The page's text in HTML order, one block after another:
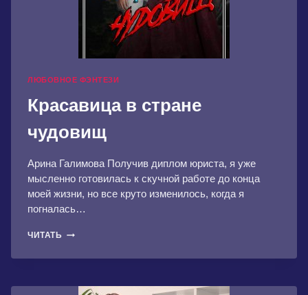
ЛЮБОВНОЕ ФЭНТЕЗИ
Красавица в стране
чудовищ
Арина Галимова Получив диплом юриста, я уже
мысленно готовилась к скучной работе до конца
моей жизни, но все круто изменилось, когда я
погналась…
ЧИТАТЬ КРАСАВИЦА
СТРАНЕ